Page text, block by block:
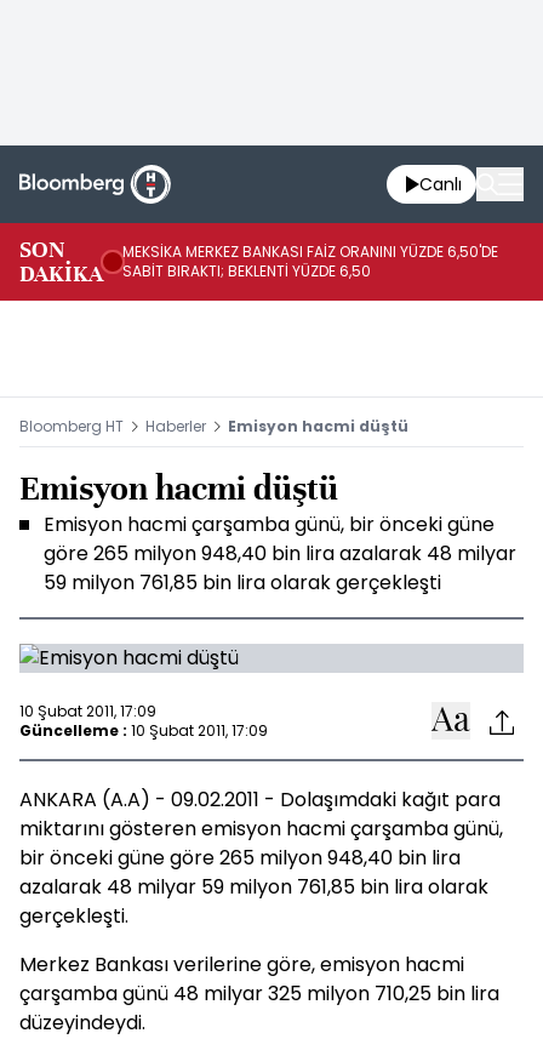
Canlı
SON
DAKİKA
MEKSİKA MERKEZ BANKASI FAİZ ORANINI YÜZDE 6,50'DE
SABİT BIRAKTI; BEKLENTİ YÜZDE 6,50
Bloomberg HT Haberler Emisyon hacmi düştü
Emisyon hacmi düştü
Emisyon hacmi çarşamba günü, bir önceki güne
göre 265 milyon 948,40 bin lira azalarak 48 milyar
59 milyon 761,85 bin lira olarak gerçekleşti
10 Şubat 2011, 17:09
Güncelleme : 10 Şubat 2011, 17:09
ANKARA (A.A) - 09.02.2011 - Dolaşımdaki kağıt para
miktarını gösteren emisyon hacmi çarşamba günü,
bir önceki güne göre 265 milyon 948,40 bin lira
azalarak 48 milyar 59 milyon 761,85 bin lira olarak
gerçekleşti.
Merkez Bankası verilerine göre, emisyon hacmi
çarşamba günü 48 milyar 325 milyon 710,25 bin lira
düzeyindeydi.